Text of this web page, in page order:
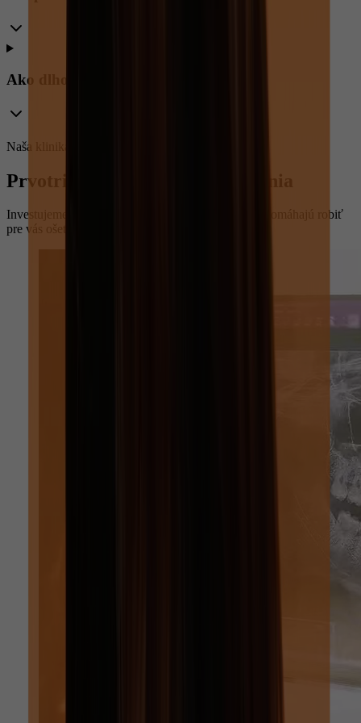
Ako dlho trvá vyšetrenie?
Naša klinika
Prvotriedne a komfortné ošetrenia
Investujeme do moderných technológií, ktoré nám pomáhajú robiť
pre vás ošetrenie kvalitnejšie a komfortnejšie.